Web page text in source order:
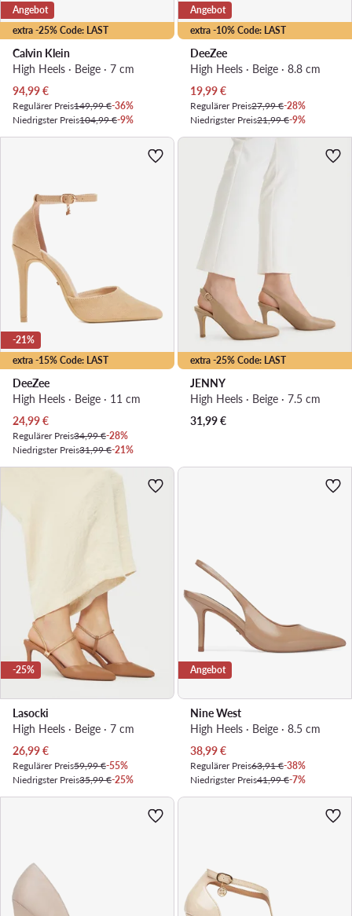
extra -25% Code: LAST
Angebot
Calvin Klein
High Heels · Beige · 7 cm
Aktueller Preis
94,99€
Regulärer Preis149,99 €-36%
Niedrigster Preis104,99 €-9%
extra -10% Code: LAST
Angebot
DeeZee
High Heels · Beige · 8.8 cm
Aktueller Preis
19,99€
Regulärer Preis27,99 €-28%
Niedrigster Preis21,99 €-9%
extra -15% Code: LAST
-21%
DeeZee
High Heels · Beige · 11 cm
Aktueller Preis
24,99€
Regulärer Preis34,99 €-28%
Niedrigster Preis31,99 €-21%
extra -25% Code: LAST
JENNY
High Heels · Beige · 7.5 cm
31,99€
-25%
Lasocki
High Heels · Beige · 7 cm
Aktueller Preis
26,99€
Regulärer Preis59,99 €-55%
Niedrigster Preis35,99 €-25%
Angebot
Nine West
High Heels · Beige · 8.5 cm
Aktueller Preis
38,99€
Regulärer Preis63,91 €-38%
Niedrigster Preis41,99 €-7%